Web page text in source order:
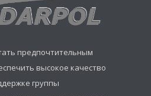
предпочтительным
высокое качество
группы